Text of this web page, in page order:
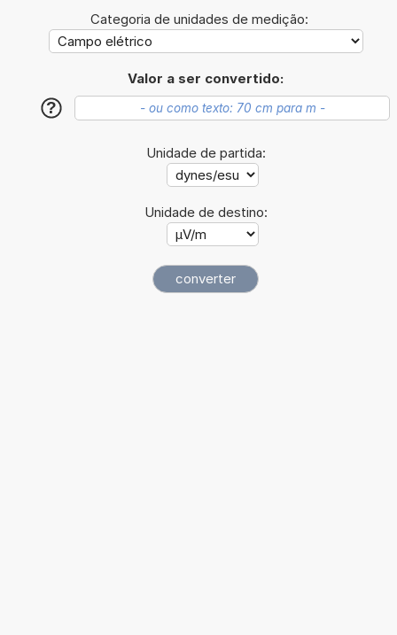
Categoria de unidades de medição:
Valor a ser convertido:
?
Unidade de partida:
Unidade de destino: